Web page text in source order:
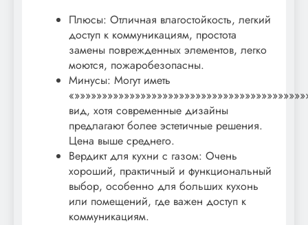
Плюсы: Отличная влагостойкость, легкий
доступ к коммуникациям, простота
замены поврежденных элементов, легко
моются, пожаробезопасны.
Минусы: Могут иметь
вид, хотя современные дизайны
предлагают более эстетичные решения.
Цена выше среднего.
Вердикт для кухни с газом: Очень
хороший, практичный и функциональный
выбор, особенно для больших кухонь
или помещений, где важен доступ к
коммуникациям.